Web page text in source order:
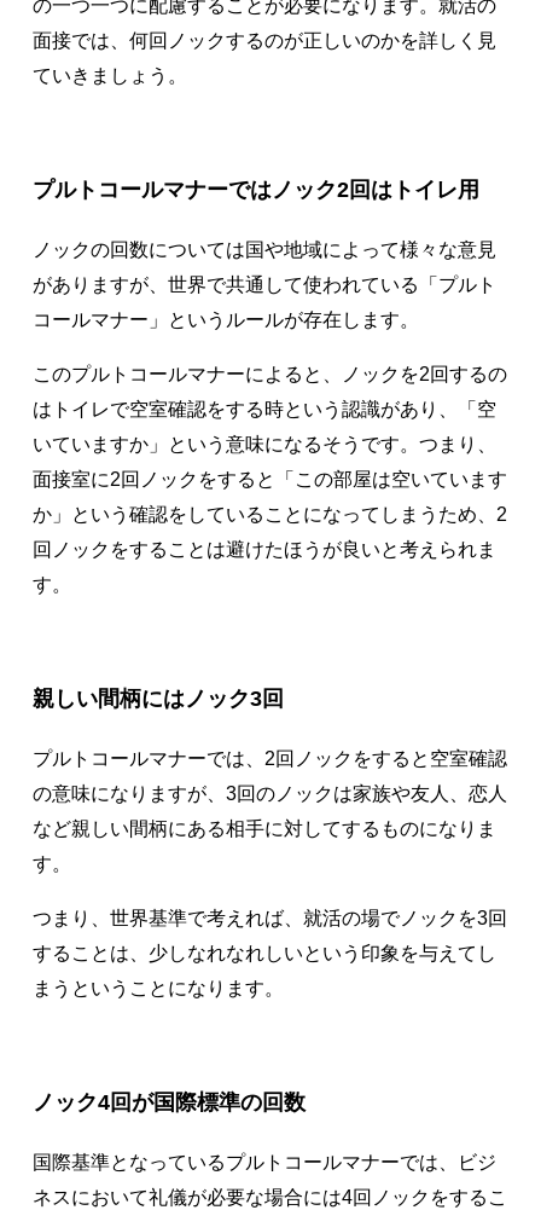
の一つ一つに配慮することが必要になります。就活の
面接では、何回ノックするのが正しいのかを詳しく見
ていきましょう。
プルトコールマナーではノック2回はトイレ用
ノックの回数については国や地域によって様々な意見
がありますが、世界で共通して使われている「プルト
コールマナー」というルールが存在します。
このプルトコールマナーによると、ノックを2回するの
はトイレで空室確認をする時という認識があり、「空
いていますか」という意味になるそうです。つまり、
面接室に2回ノックをすると「この部屋は空いています
か」という確認をしていることになってしまうため、2
回ノックをすることは避けたほうが良いと考えられま
す。
親しい間柄にはノック3回
プルトコールマナーでは、2回ノックをすると空室確認
の意味になりますが、3回のノックは家族や友人、恋人
など親しい間柄にある相手に対してするものになりま
す。
つまり、世界基準で考えれば、就活の場でノックを3回
することは、少しなれなれしいという印象を与えてし
まうということになります。
ノック4回が国際標準の回数
国際基準となっているプルトコールマナーでは、ビジ
ネスにおいて礼儀が必要な場合には4回ノックをするこ